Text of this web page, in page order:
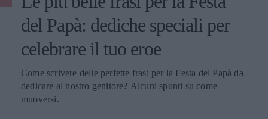
del Papà: dediche speciali per
celebrare il tuo eroe
Come scrivere delle perfette frasi per la Festa del Papà da
dedicare al nostro genitore? Alcuni spunti su come
muoversi.